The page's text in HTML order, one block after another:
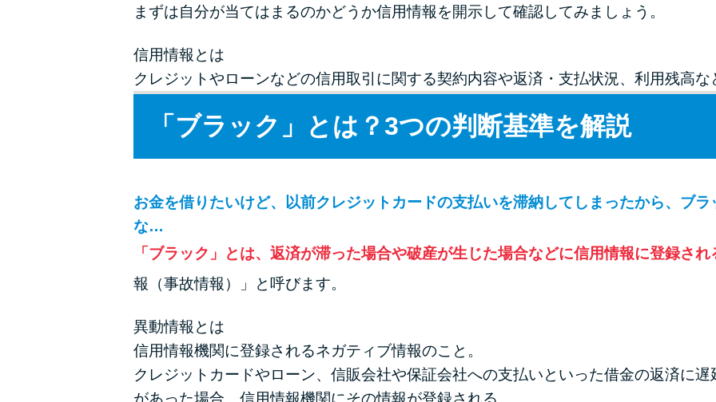
まずは自分が当てはまるのかどうか信用情報を開示して確認してみましょう。
信用情報とは
クレジットやローンなどの信用取引に関する契約内容や返済・支払状況、利用残高な
「ブラック」とは？3つの判断基準を解説
お金を借りたいけど、以前クレジットカードの支払いを滞納してしまったから、ブ
な…
「ブラック」とは、返済が滞った場合や破産が生じた場合などに信用情報に登録され
報（事故情報）」と呼びます。
異動情報とは
信用情報機関に登録されるネガティブ情報のこと。
クレジットカードやローン、信販会社や保証会社への支払いといった借金の返済に
があった場合、信用情報機関にその情報が登録される。